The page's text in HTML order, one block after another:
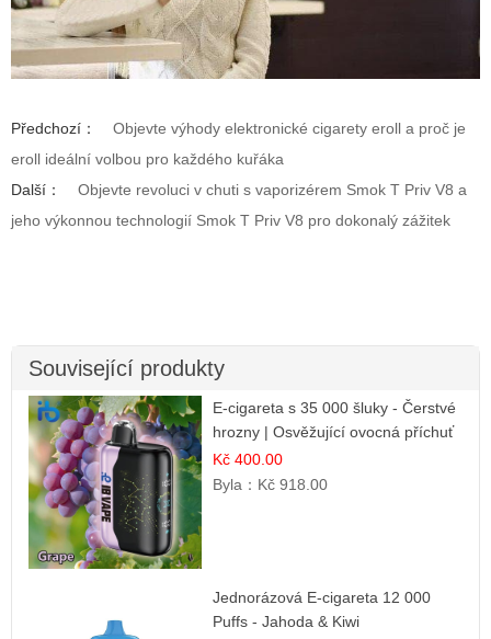
Předchozí：
Objevte výhody elektronické cigarety eroll a proč je
eroll ideální volbou pro každého kuřáka
Další：
Objevte revoluci v chuti s vaporizérem Smok T Priv V8 a
jeho výkonnou technologií Smok T Priv V8 pro dokonalý zážitek
Související produkty
E-cigareta s 35 000 šluky - Čerstvé
hrozny | Osvěžující ovocná příchuť
Kč 400.00
Byla： Kč 918.00
Jednorázová E-cigareta 12 000
Puffs - Jahoda & Kiwi